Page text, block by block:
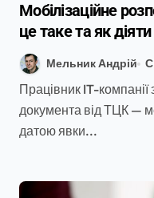
Мобілізаційне
це таке та як
2026 році
Мельник Андрій
Працівник IT-компанії з Києва приносить копію
документа від ТЦК —
датою явки...